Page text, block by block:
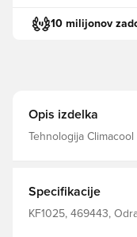
10 milijonov
Opis izdelka
Tehnologija
Specifikacije
KF1025, 469443,